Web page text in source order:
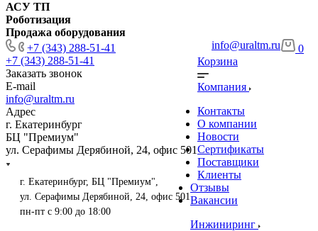
АСУ ТП
Роботизация
Продажа оборудования
+7 (343) 288-51-41
+7 (343) 288-51-41
Заказать звонок
E-mail
info@uraltm.ru
Адрес
г. Екатеринбург
БЦ "Премиум"
ул. Серафимы Дерябиной, 24, офис 501
info@uraltm.ru
г. Екатеринбург, БЦ "Премиум",
ул. Серафимы Дерябиной, 24, офис 501
пн-пт с 9:00 до 18:00
0
Корзина
Компания
Контакты
О компании
Новости
Сертификаты
Поставщики
Клиенты
Отзывы
Вакансии
Инжиниринг